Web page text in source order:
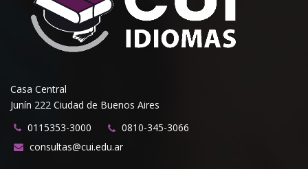
Casa Central
Junín 222 Ciudad de Buenos Aires
0115353-3000
0810-345-3066
consultas@cui.edu.ar